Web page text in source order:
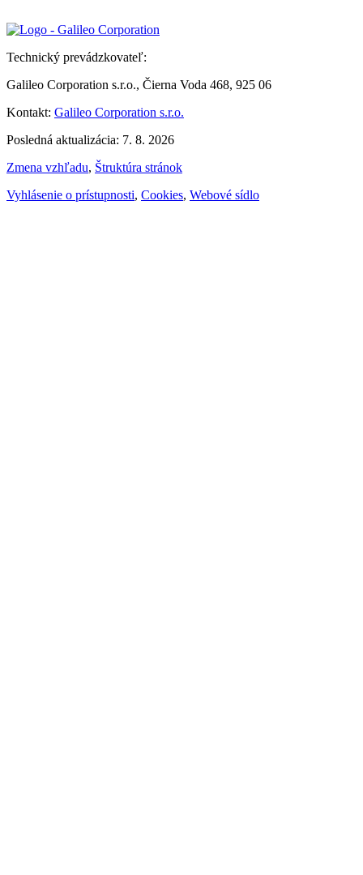
Technický prevádzkovateľ:
Galileo Corporation s.r.o., Čierna Voda 468, 925 06
Kontakt: Galileo Corporation s.r.o.
Posledná aktualizácia: 7. 8. 2026
Zmena vzhľadu, Štruktúra stránok
Vyhlásenie o prístupnosti, Cookies, Webové sídlo